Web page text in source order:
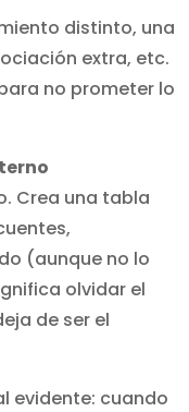
distinto, una
extra, etc.
no prometer lo
Crea una tabla
(aunque no lo
olvidar el
de ser el
evidente: cuando